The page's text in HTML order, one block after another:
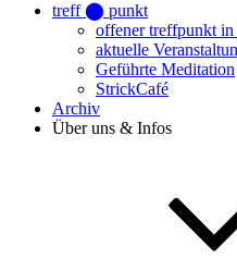
treff ⬤ punkt
offener treffpunkt
aktuelle
Geführte Meditation
StrickCafé
Archiv
Über uns & Infos